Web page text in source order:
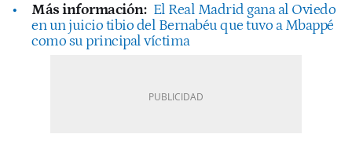
Más información: El Real Madrid gana al Oviedo
en un juicio tibio del Bernabéu que tuvo a Mbappé
como su principal víctima